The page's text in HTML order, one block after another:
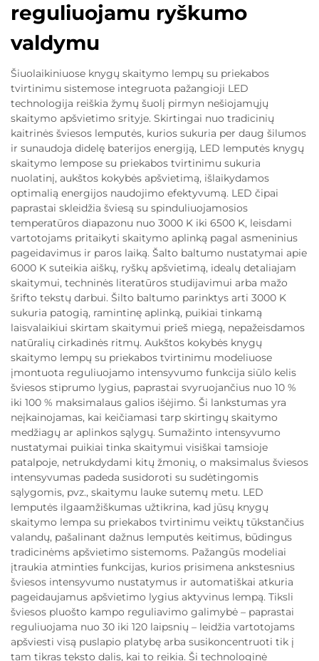
reguliuojamu ryškumo
valdymu
Šiuolaikiniuose knygų skaitymo lempų su priekabos
tvirtinimu sistemose integruota pažangioji LED
technologija reiškia žymų šuolį pirmyn nešiojamųjų
skaitymo apšvietimo srityje. Skirtingai nuo tradicinių
kaitrinės šviesos lemputės, kurios sukuria per daug šilumos
ir sunaudoja didelę baterijos energiją, LED lemputės knygų
skaitymo lempose su priekabos tvirtinimu sukuria
nuolatinį, aukštos kokybės apšvietimą, išlaikydamos
optimalią energijos naudojimo efektyvumą. LED čipai
paprastai skleidžia šviesą su spinduliuojamosios
temperatūros diapazonu nuo 3000 K iki 6500 K, leisdami
vartotojams pritaikyti skaitymo aplinką pagal asmeninius
pageidavimus ir paros laiką. Šalto baltumo nustatymai apie
6000 K suteikia aiškų, ryškų apšvietimą, idealų detaliajam
skaitymui, techninės literatūros studijavimui arba mažo
šrifto tekstų darbui. Šilto baltumo parinktys arti 3000 K
sukuria patogią, ramintinę aplinką, puikiai tinkamą
laisvalaikiui skirtam skaitymui prieš miegą, nepažeisdamos
natūralių cirkadinės ritmų. Aukštos kokybės knygų
skaitymo lempų su priekabos tvirtinimu modeliuose
įmontuota reguliuojamo intensyvumo funkcija siūlo kelis
šviesos stiprumo lygius, paprastai svyruojančius nuo 10 %
iki 100 % maksimalaus galios išėjimo. Ši lankstumas yra
neįkainojamas, kai keičiamasi tarp skirtingų skaitymo
medžiagų ar aplinkos sąlygų. Sumažinto intensyvumo
nustatymai puikiai tinka skaitymui visiškai tamsioje
patalpoje, netrukdydami kitų žmonių, o maksimalus šviesos
intensyvumas padeda susidoroti su sudėtingomis
sąlygomis, pvz., skaitymu lauke sutemų metu. LED
lemputės ilgaamžiškumas užtikrina, kad jūsų knygų
skaitymo lempa su priekabos tvirtinimu veiktų tūkstančius
valandų, pašalinant dažnus lemputės keitimus, būdingus
tradicinėms apšvietimo sistemoms. Pažangūs modeliai
įtraukia atminties funkcijas, kurios prisimena ankstesnius
šviesos intensyvumo nustatymus ir automatiškai atkuria
pageidaujamus apšvietimo lygius aktyvinus lempą. Tiksli
šviesos pluošto kampo reguliavimo galimybė – paprastai
reguliuojama nuo 30 iki 120 laipsnių – leidžia vartotojams
apšviesti visą puslapio platybę arba susikoncentruoti tik į
tam tikras teksto dalis, kai to reikia. Ši technologinė